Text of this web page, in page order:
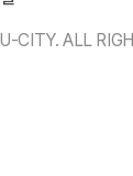
CITY. ALL